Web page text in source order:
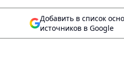
Добавить в список
источников в Google